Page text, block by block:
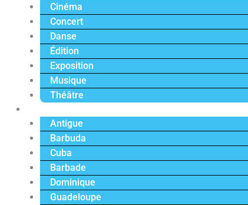
Cinéma
Concert
Danse
Édition
Exposition
Musique
Théâtre
Antigue
Barbuda
Cuba
Barbade
Dominique
Guadeloupe